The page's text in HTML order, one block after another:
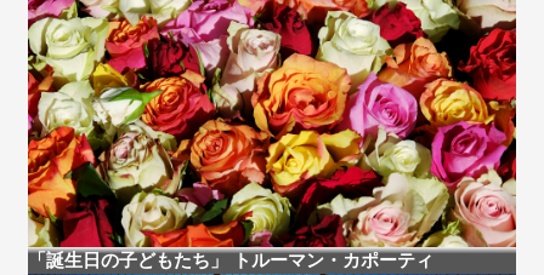
「誕生日の子どもたち」 トルーマン・カポーティ